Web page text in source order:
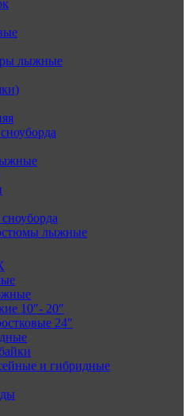
лыжные
лыжные
10″- 20″
24″
и гибридные